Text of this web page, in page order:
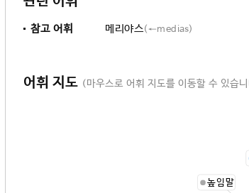
참고 어휘 메리야스(←medias)
어휘 지도 (마우스로 어휘 지도를 이동할 수 있습
높임말